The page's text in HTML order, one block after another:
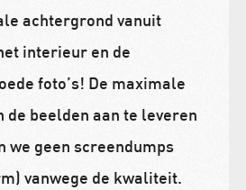
achtergrond vanuit
interieur en de
foto’s! De maximale
beelden aan te leveren
we geen screendumps
vanwege de kwaliteit.